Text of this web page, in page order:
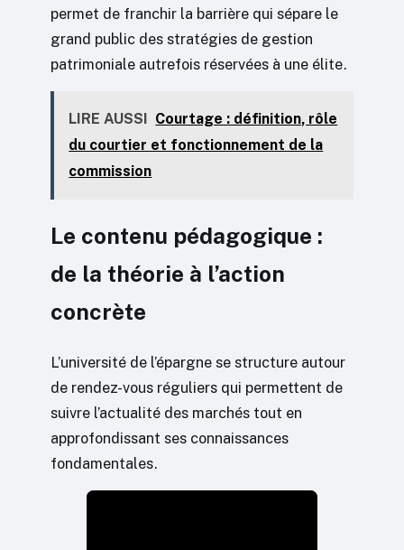
permet de franchir la barrière qui sépare le
grand public des stratégies de gestion
patrimoniale autrefois réservées à une élite.
LIRE AUSSI
Courtage : définition, rôle
du courtier et fonctionnement de la
commission
Le contenu pédagogique :
de la théorie à l’action
concrète
L’université de l’épargne se structure autour
de rendez-vous réguliers qui permettent de
suivre l’actualité des marchés tout en
approfondissant ses connaissances
fondamentales.